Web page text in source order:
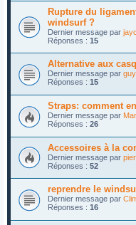
Rupture du
windsurf ?
Dernier message par
Réponses : 15
Alternative aux
Dernier message par
Réponses : 15
Straps: comment
Dernier message par
Réponses : 26
Accessoires à la
Dernier message par
Réponses : 52
reprendre le
Dernier message par
Réponses : 16